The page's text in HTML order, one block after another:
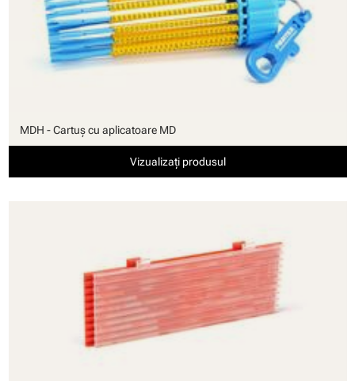
MDH - Cartuş cu aplicatoare MD
Vizualizați produsul